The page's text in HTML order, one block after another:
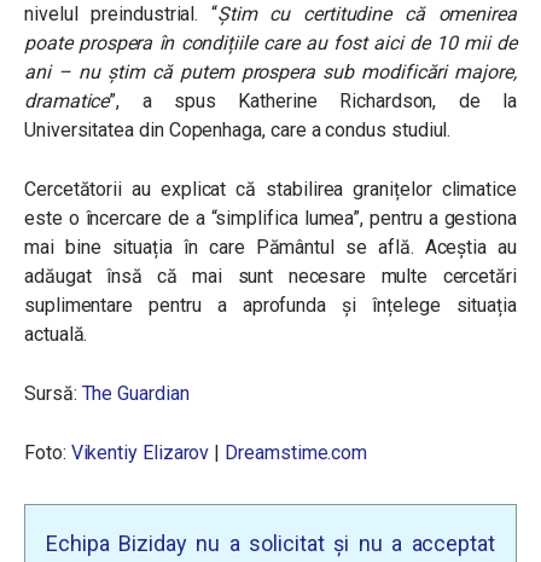
nivelul preindustrial. “Știm cu certitudine că omenirea
poate prospera în condițiile care au fost aici de 10 mii de
ani – nu știm că putem prospera sub modificări majore,
dramatice”, a spus Katherine Richardson, de la
Universitatea din Copenhaga, care a condus studiul.
Cercetătorii au explicat că stabilirea granițelor climatice
este o încercare de a “simplifica lumea”, pentru a gestiona
mai bine situația în care Pământul se află. Aceștia au
adăugat însă că mai sunt necesare multe cercetări
suplimentare pentru a aprofunda și înțelege situația
actuală.
Sursă: The Guardian
Foto: Vikentiy Elizarov | Dreamstime.com
Echipa Biziday nu a solicitat și nu a acceptat